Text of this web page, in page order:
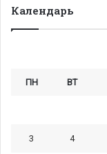
Календарь
ПН ВТ
3 4